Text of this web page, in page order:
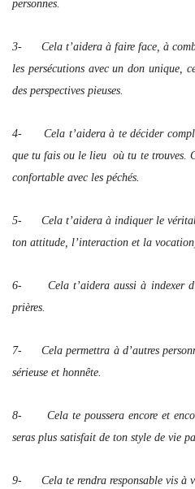
personnes.
3- Cela t’aidera à faire face, à
les persécutions avec un don unique,
des perspectives pieuses.
4- Cela t’aidera à te décider
que tu fais ou le lieu où tu te trouves.
confortable avec les péchés.
5- Cela t’aidera à indiquer le
ton attitude, l’interaction et la
6- Cela t’aidera aussi à indexer
prières.
7- Cela permettra à d’autres
sérieuse et honnête.
8- Cela te poussera encore et
seras plus satisfait de ton style de vie
9- Cela te rendra responsable vis à